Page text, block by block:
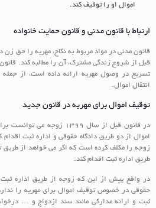
اموال او را توقیف کند.
ارتباط با قانون مدنی و قانون حمایت خانواده
قانون مدنی در مواد مربوط به نکاح، مهریه را حق
قبل از شروع زندگی مشترک، آن را مطالبه کند. قانون
تسریع در وصول مهریه ارائه داده است، از جمله
انتقال اموال.
توقیف اموال برای مهریه در قانون جدید
در قانون قبل از سال 1399
زوجه را مکلف کرده است که اگر می خواهد از طریق
طریق اداره ثبت اقدام کند.
در واقع پیش از این که زوجه از طریق اداره ثبت
حقوقی در خصوص توقیف اموال برای مهریه را
ثبت و ارائه مدارکی مانند سند ازدواج و …